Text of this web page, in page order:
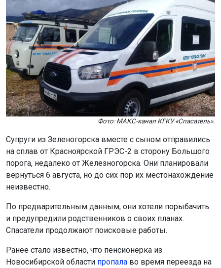
Фото: МАКС-канал КГКУ «Спасатель».
Супруги из Зеленогорска вместе с сыном отправились
на сплав от Красноярской ГРЭС-2 в сторону Большого
порога, недалеко от Железногорска. Они планировали
вернуться 6 августа, но до сих пор их местонахождение
неизвестно.
По предварительным данным, они хотели порыбачить
и предупредили родственников о своих планах.
Спасатели продолжают поисковые работы.
Ранее стало известно, что пенсионерка из
Новосибирской области пропала во время переезда на